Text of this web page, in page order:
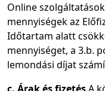
Online
mennyiségek az
Időtartam alatt
mennyiséget, a 3.b.
lemondási díjat